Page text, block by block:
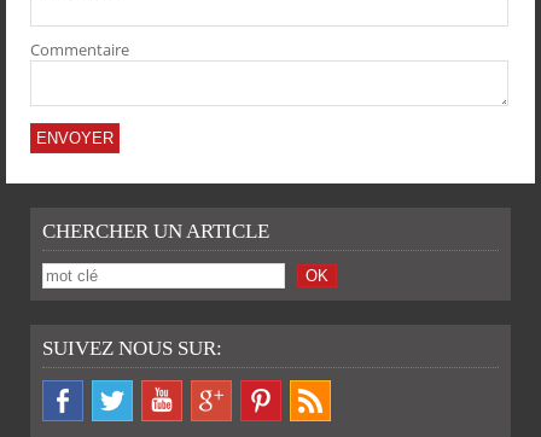
Commentaire
CHERCHER UN ARTICLE
SUIVEZ NOUS SUR: